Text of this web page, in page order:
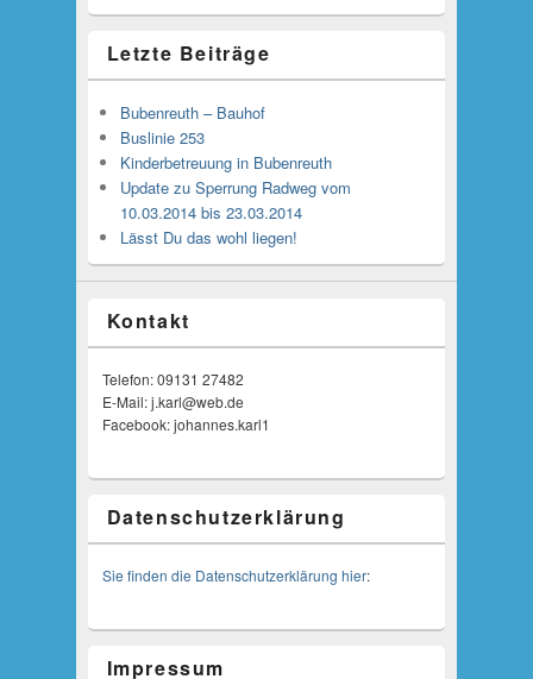
Letzte Beiträge
Bubenreuth – Bauhof
Buslinie 253
Kinderbetreuung in Bubenreuth
Update zu Sperrung Radweg vom
10.03.2014 bis 23.03.2014
Lässt Du das wohl liegen!
Kontakt
Telefon: 09131 27482
E-Mail: j.karl@web.de
Facebook: johannes.karl1
Datenschutzerklärung
Sie finden die Datenschutzerklärung hier:
Impressum